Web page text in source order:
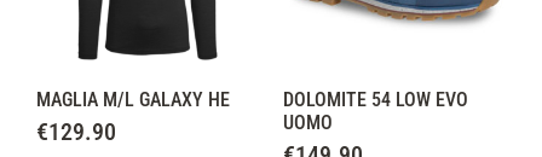
MAGLIA M/L GALAXY HE
€129.90
DOLOMITE 54 LOW EVO
UOMO